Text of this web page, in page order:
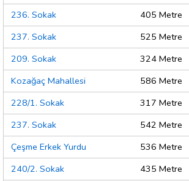
236. Sokak
405 Metre
237. Sokak
525 Metre
209. Sokak
324 Metre
Kozağaç Mahallesi
586 Metre
228/1. Sokak
317 Metre
237. Sokak
542 Metre
Çeşme Erkek Yurdu
536 Metre
240/2. Sokak
435 Metre